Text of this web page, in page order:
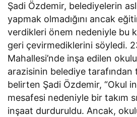
Şadi Özdemir, belediyelerin
yapmak olmadığını ancak
verdikleri önem nedeniyle bu
geri çevirmediklerini söyledi.
Mahallesi’nde inşa edilen
arazisinin belediye tarafından
belirten Şadi Özdemir, “Okul
mesafesi nedeniyle bir takım
inşaat durduruldu. Ancak,